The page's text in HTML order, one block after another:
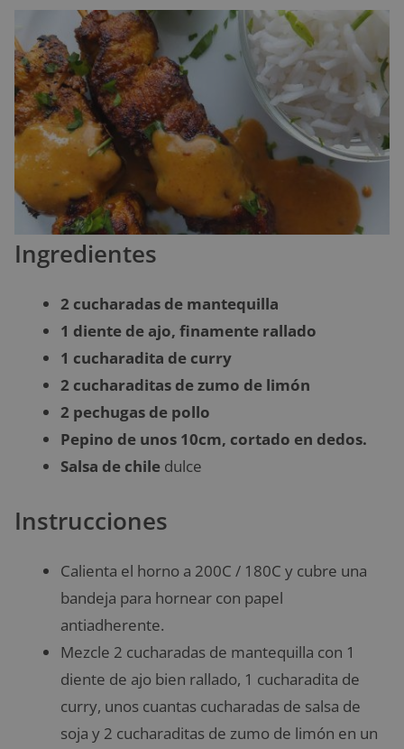
Ingredientes
2 cucharadas de mantequilla
1 diente de ajo, finamente rallado
1 cucharadita de curry
2 cucharaditas de zumo de limón
2 pechugas de pollo
Pepino de unos 10cm, cortado en dedos.
Salsa de chile dulce
Instrucciones
Calienta el horno a 200C / 180C y cubre una
bandeja para hornear con papel
antiadherente.
Mezcle 2 cucharadas de mantequilla con 1
diente de ajo bien rallado, 1 cucharadita de
curry, unos cuantas cucharadas de salsa de
soja y 2 cucharaditas de zumo de limón en un